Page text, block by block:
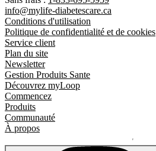
info@mylife-diabetescare.ca
Conditions d'utilisation
Politique de confidentialité et de cookies
Service client
Plan du site
Newsletter
Gestion Produits Sante
Découvrez myLoop
Commencez
Produits
Communauté
À propos